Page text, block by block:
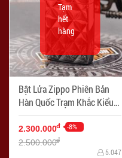
Bật Lửa Zippo Phiên Bản
Hàn Quốc Trạm Khắc Kiểu
Dáng Slim - Mã SP:
ZPC1627-S
Tạm
hết
hàng
2.300.000đ -8%
2.500.000đ
5.047